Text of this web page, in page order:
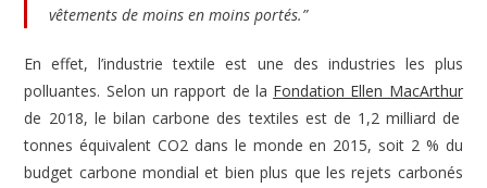
vêtements de moins en moins portés.”
En effet, l’industrie textile est une des industries les plus
polluantes. Selon un rapport de la Fondation Ellen MacArthur
de 2018, le bilan carbone des textiles est de 1,2 milliard de
tonnes équivalent CO2 dans le monde en 2015, soit 2 % du
budget carbone mondial et bien plus que les rejets carbonés